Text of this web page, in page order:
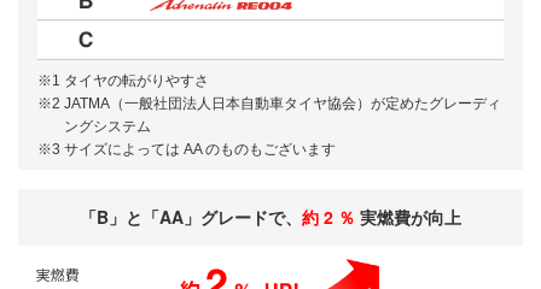
※1 タイヤの転がりやすさ
※2 JATMA（一般社団法人日本自動車タイヤ協会）が定めたグレーディ
ングシステム
※3 サイズによっては AA のものもございます
「B 」と「AA 」グレードで、 約 2 ％ 実燃費が向上